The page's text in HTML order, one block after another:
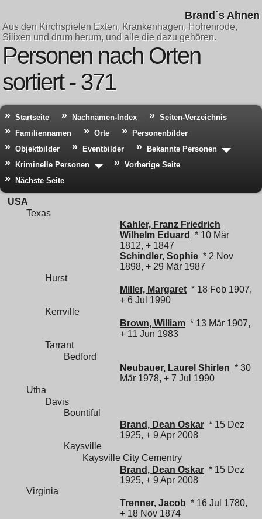
Brand`s Ahnen
Aus den Kirchspielen Exten, Krankenhagen, Hohenrode,
Silixen und drum herum, und alle die dazu gehören.
Personen nach Orten
sortiert - 371
Startseite Nachnamen-Index
Seiten-Verzeichnis
Familiennamen
Orte
Personenbilder
Objektbilder
Eventbilder
Bekannte Personen
Kriminelle Personen
Vorherige Seite
Nächste Seite
USA
Texas
Kahler, Franz Friedrich
Wilhelm Eduard
* 10 Mär
1812, + 1847
Schindler, Sophie * 2 Nov
1898, + 29 Mär 1987
Hurst
Miller, Margaret * 18 Feb 1907,
+ 6 Jul 1990
Kerrville
Brown, William * 13 Mär 1907,
+ 11 Jun 1983
Tarrant
Bedford
Neubauer, Laurel Shirlen * 30
Mär 1978, + 7 Jul 1990
Utha
Davis
Bountiful
Brand, Dean Oskar * 15 Dez
1925, + 9 Apr 2008
Kaysville
Kaysville City Cementry
Brand, Dean Oskar * 15 Dez
1925, + 9 Apr 2008
Virginia
Trenner, Jacob * 16 Jul 1780,
+ 18 Nov 1874